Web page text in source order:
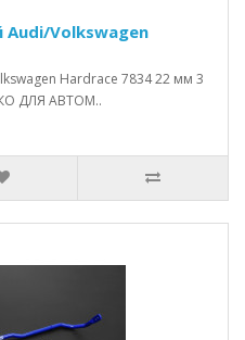
Volkswagen
Hardrace 7834 22 мм 3
ДЛЯ АВТОМ..